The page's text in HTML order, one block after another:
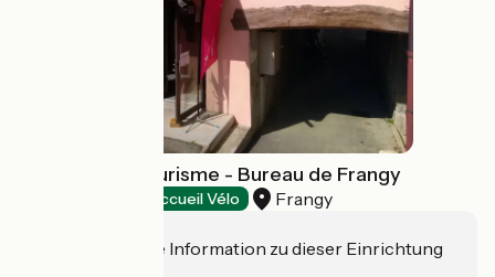
Haut-Rhône Tourisme - Bureau de Frangy
Accueil Vélo Frangy
Haben Sie eine Information zu dieser Einrichtung